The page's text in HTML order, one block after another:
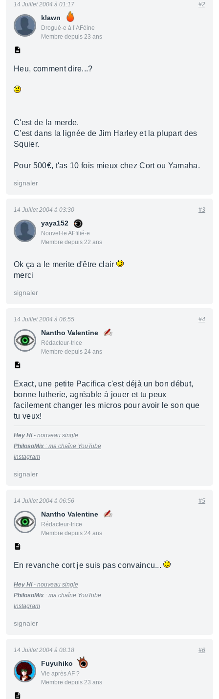
klawn
Drogué·e à l’AFéine
Membre depuis 23 ans
14 Juillet 2004 à 01:17 #2
Heu, comment dire...?
C'est de la merde.
C'est dans la lignée de Jim Harley et la plupart des
Squier.
Pour 500€, t'as 10 fois mieux chez Cort ou Yamaha.
signaler
yaya152
Nouvel·le AFfilié·e
Membre depuis 22 ans
14 Juillet 2004 à 03:30 #3
Ok ça a le merite d'être clair
merci
signaler
Nantho Valentine
Rédacteur·trice
Membre depuis 24 ans
14 Juillet 2004 à 06:55 #4
Exact, une petite Pacifica c'est déjà un bon début,
bonne lutherie, agréable à jouer et tu peux
facilement changer les micros pour avoir le son que
tu veux!
Hey Hi- nouveau single
PhilosoMix : ma chaîne YouTube
Instagram
signaler
Nantho Valentine
Rédacteur·trice
Membre depuis 24 ans
14 Juillet 2004 à 06:56 #5
En revanche cort je suis pas convaincu...
Hey Hi- nouveau single
PhilosoMix : ma chaîne YouTube
Instagram
signaler
Fuyuhiko
Vie après AF ?
Membre depuis 23 ans
14 Juillet 2004 à 08:18 #6